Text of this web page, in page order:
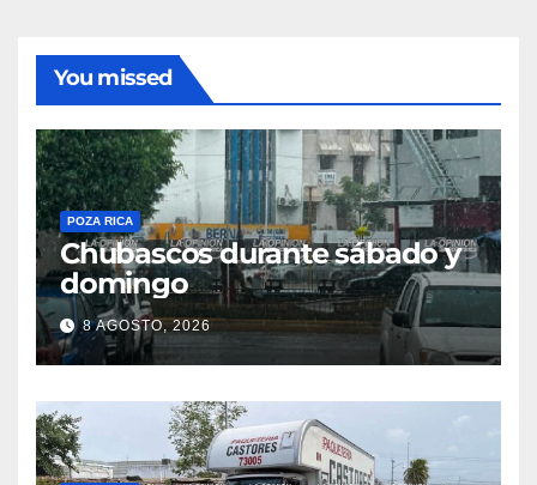
You missed
POZA RICA
Chubascos durante sábado y
domingo
8 AGOSTO, 2026